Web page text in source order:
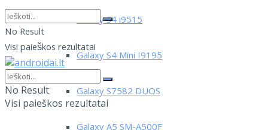
Galaxy S4 i9515
Galaxy S4 Mini I9195
Galaxy S7582 DUOS
No Result
Visi paieškos rezultatai
No Result
Visi paieškos rezultatai